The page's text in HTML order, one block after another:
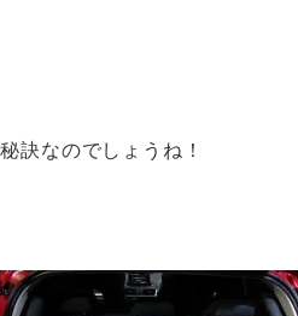
訣なのでしょうね！